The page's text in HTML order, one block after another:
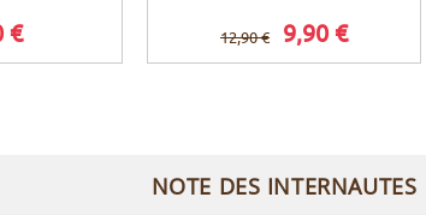
€ 12,90 € 9,90 €
NOTE DES INTERNAUTES